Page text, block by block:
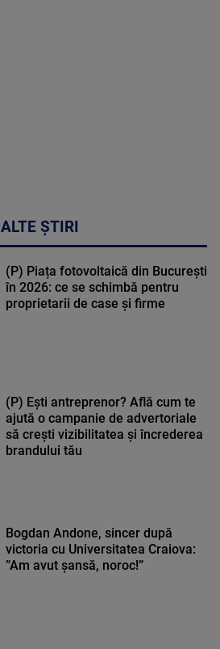
ALTE ȘTIRI
(P) Piața fotovoltaică din București
în 2026: ce se schimbă pentru
proprietarii de case și firme
(P) Ești antreprenor? Află cum te
ajută o campanie de advertoriale
să crești vizibilitatea și încrederea
brandului tău
Bogdan Andone, sincer după
victoria cu Universitatea Craiova:
”Am avut șansă, noroc!”